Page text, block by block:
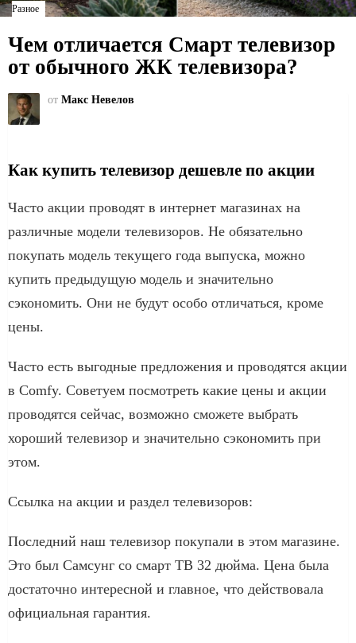
Разное
Чем отличается Смарт телевизор
от обычного ЖК телевизора?
от Макс Невелов
Как купить телевизор дешевле по акции
Часто акции проводят в интернет магазинах на
различные модели телевизоров. Не обязательно
покупать модель текущего года выпуска, можно
купить предыдущую модель и значительно
сэкономить. Они не будут особо отличаться, кроме
цены.
Часто есть выгодные предложения и проводятся акции
в Comfy. Советуем посмотреть какие цены и акции
проводятся сейчас, возможно сможете выбрать
хороший телевизор и значительно сэкономить при
этом.
Ссылка на акции и раздел телевизоров:
Последний наш телевизор покупали в этом магазине.
Это был Самсунг со смарт ТВ 32 дюйма. Цена была
достаточно интересной и главное, что действовала
официальная гарантия.